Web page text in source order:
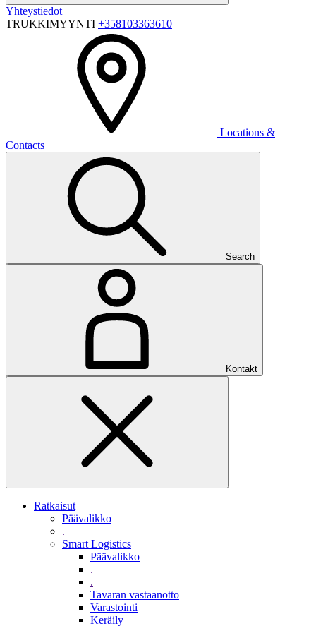
Yhteystiedot
TRUKKIMYYNTI +358103363610
Locations &
Contacts
Search
Kontakt
Ratkaisut
Päävalikko
.
Smart Logistics
Päävalikko
.
.
Tavaran vastaanotto
Varastointi
Keräily